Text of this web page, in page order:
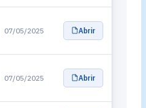
07/05/2025 Abrir
07/05/2025 Abrir